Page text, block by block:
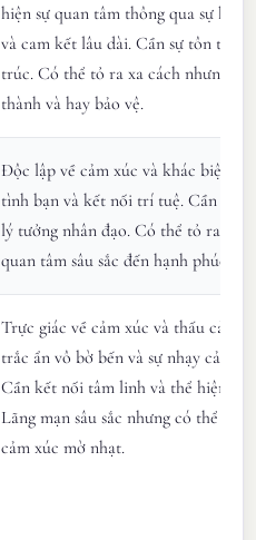
hiện sự quan tâm thông qua sự hỗ
và cam kết lâu dài. Cần sự tôn
trúc. Có thể tỏ ra xa cách nhưng
thành và hay bảo vệ.
Độc lập về cảm xúc và khác biệt,
tình bạn và kết nối trí tuệ. Cần tự
lý tưởng nhân đạo. Có thể tỏ ra xa
quan tâm sâu sắc đến hạnh phúc
Trực giác về cảm xúc và thấu cảm,
trắc ẩn vô bờ bến và sự nhạy cảm
Cần kết nối tâm linh và thể hiện
Lãng mạn sâu sắc nhưng có thể có
cảm xúc mờ nhạt.